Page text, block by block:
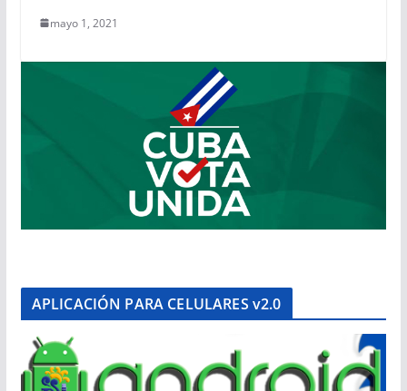
mayo 1, 2021
APLICACIÓN PARA CELULARES v2.0